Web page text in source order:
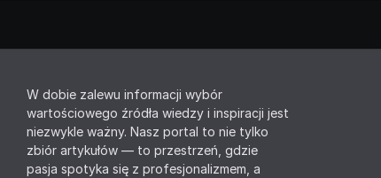
W dobie zalewu informacji wybór
wartościowego źródła wiedzy i inspiracji jest
niezwykle ważny. Nasz portal to nie tylko
zbiór artykułów — to przestrzeń, gdzie
pasja spotyka się z profesjonalizmem, a